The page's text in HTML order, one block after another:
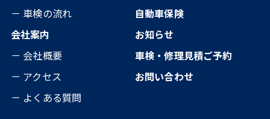
－ 車検の流れ
自動車保険
会社案内
－ 会社概要
－ アクセス
－ よくある質問
お知らせ
車検・修理見積ご予約
お問い合わせ